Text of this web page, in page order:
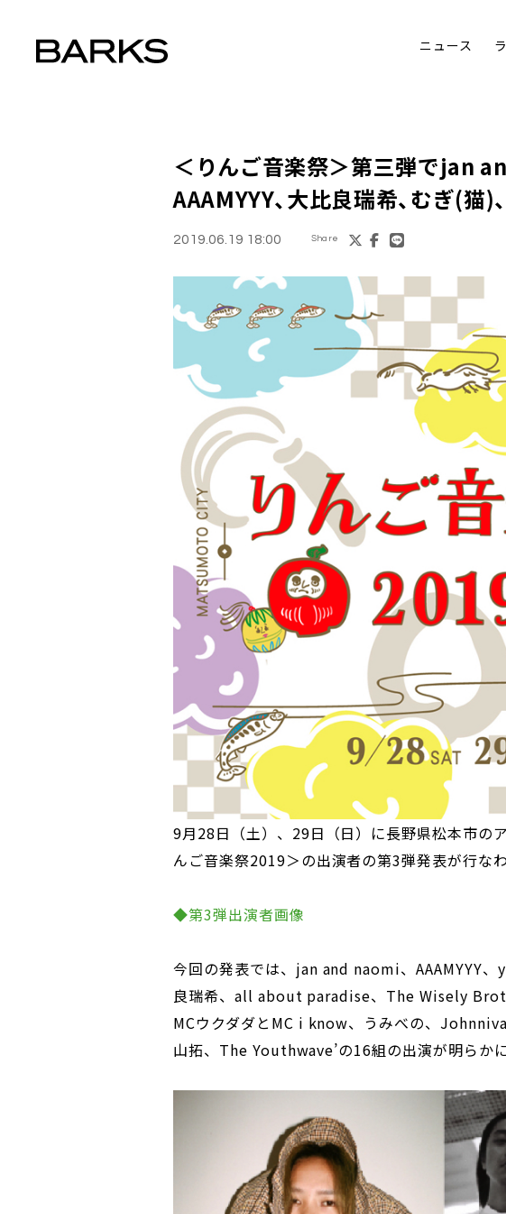
ニュース
＜ りんご音楽祭＞第三弾でjan
AAAMYYY、大比良瑞希、むぎ(猫)
2019.06.19 18:00 Share
9月28日（土）、29日（日）に長野県松本市の
んご音楽祭2019＞の出演者の第3弾発表が行なわ
◆第3弾出演者画像
今回の発表では、jan and naomi、AAAMYYY
良瑞希、all about paradise、The Wisely
MCウクダダとMC i know、うみべの、
山拓、The Youthwave’の16組の出演が明らかに